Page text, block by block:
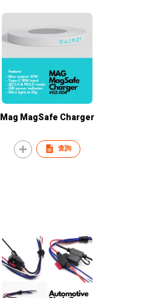
Mag MagSafe Charger
查詢